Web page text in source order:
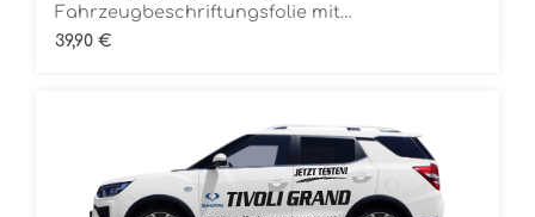
Fahrzeugbeschriftungsfolie mit
ÜbertragungstapeDie Folie ist Rückstandsfrei
Regulärer Preis:
39,90 €